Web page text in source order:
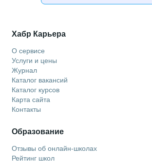
Хабр Карьера
О сервисе
Услуги и цены
Журнал
Каталог вакансий
Каталог курсов
Карта сайта
Контакты
Образование
Отзывы об онлайн-школах
Рейтинг школ